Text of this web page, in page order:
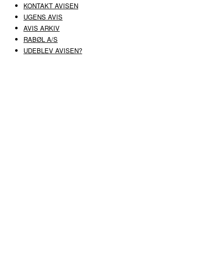
KONTAKT AVISEN
UGENS AVIS
AVIS ARKIV
RABØL A/S
UDEBLEV AVISEN?